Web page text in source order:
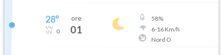
28°
0
ore
01
58%
6-16Km/h
Nord O